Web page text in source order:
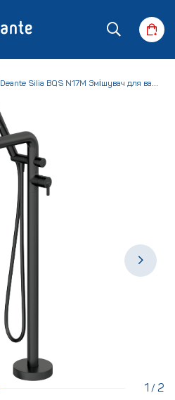
Deante Silia BQS N17M Змішувач для ванни
1 /2